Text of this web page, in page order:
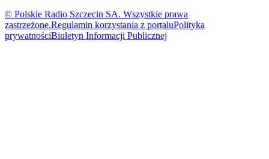
© Polskie Radio Szczecin SA. Wszystkie prawa
zastrzeżone.Regulamin korzystania z portaluPolityka
prywatnościBiuletyn Informacji Publicznej